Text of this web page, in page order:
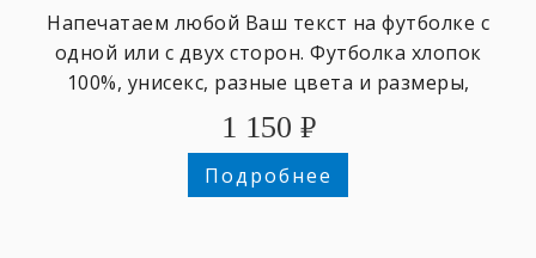
Напечатаем любой Ваш текст на футболке с
одной или с двух сторон. Футболка хлопок
100%, унисекс, разные цвета и размеры,
1 150 ₽
Подробнее